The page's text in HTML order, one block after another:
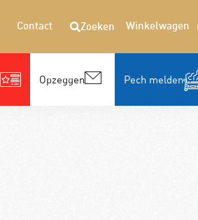
Contact Zoeken Winkelwagen
Opzeggen Pech melden